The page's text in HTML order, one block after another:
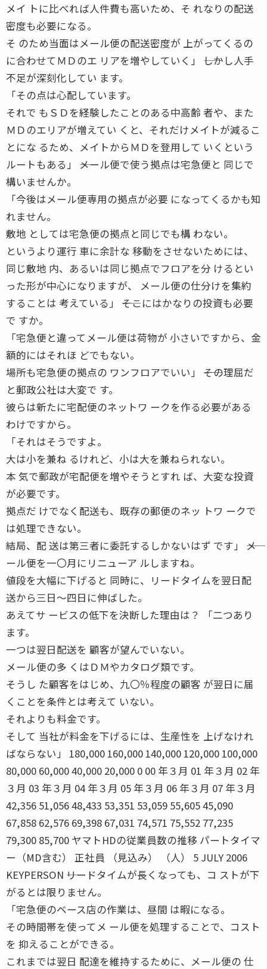
メイ トに比べれば人件費も高いため、そ れなりの配送
密度も必要になる。
そ のため当面はメール便の配送密度が 上がってくるの
に合わせてＭＤのエ リアを増やしていく」 ――しかし人手
不足が深刻化してい ます。
「その点は心配しています。
それで もＳＤを経験したことのある中高齢 者や、また
ＭＤのエリアが増えてい くと、それだけメイトが減るこ
とにな るため、メイトからＭＤを登用して いくという
ルートもある」 ――メール便で使う拠点は宅急便と 同じで
構いませんか。
「今後はメール便専用の拠点が必要 になってくるかも知
れません。
敷地 としては宅急便の拠点と同じでも構 わない。
というより運行 車に余計な 移動をさせないためには、
同じ敷地 内、あるいは同じ拠点でフロアを分 けるとい
った形が中心になりますが、 メール便の仕分けを集約
することは 考えている」 ――そこにはかなりの投資も必要
で すか。
「宅急便と違ってメール便は荷物が 小さいですから、金
額的にはそれほ どでもない。
場所も宅急便の拠点の ワンフロアでいい」 ――その理屈だ
と郵政公社は大変で す。
彼らは新たに宅配便のネットワ ークを作る必要がある
わけですから。
「それはそうですよ。
大は小を兼ね るけれど、小は大を兼ねられない。
本 気で郵政が宅配便を増やそうとすれ ば、大変な投資
が必要です。
拠点だ けでなく配送も、既存の郵便のネッ トワ ークで
は処理できない。
結局、配 送は第三者に委託するしかないはず です」 ――メ
ール便を一〇月にリニューア ルしますね。
値段を大幅に下げると 同時に、リードタイムを翌日配
送から三日〜四日に伸ばした。
あえてサ ービスの低下を決断した理由は？ 「二つあり
ます。
一つは翌日配送を 顧客が望んでいない。
メール便の多 くはＤＭやカタログ類です。
そうし た顧客をはじめ、九〇％程度の顧客 が翌日に届
くことを条件とは考えて いない。
それよりも料金です。
そして 当社が料金を下げるには、生産性を 上げなけれ
ばならない」 180,000 160,000 140,000 120,000 100,000
80,000 60,000 40,000 20,000 0 00 年３月 01 年３月 02 年
３月 03 年３月 04 年３月 05 年３月 06 年３月 07 年３月
42,356 51,056 48,433 53,351 53,059 55,605 45,090
67,858 62,576 69,398 67,031 74,571 75,552 77,235
79,300 85,700 ヤマトHDの従業員数の推移 パートタイマ
ー（MD含む） 正社員 （見込み） （人） 5 JULY 2006
KEYPERSON ――リードタイムが長くなっても、コ ストが下
がるとは限りません。
「宅急便のベース店の作業は、昼間 は暇になる。
その時間帯を使ってメ ール便を処理することで、コスト
を 抑えることができる。
これまでは翌日 配達を維持するために、メール便の 仕